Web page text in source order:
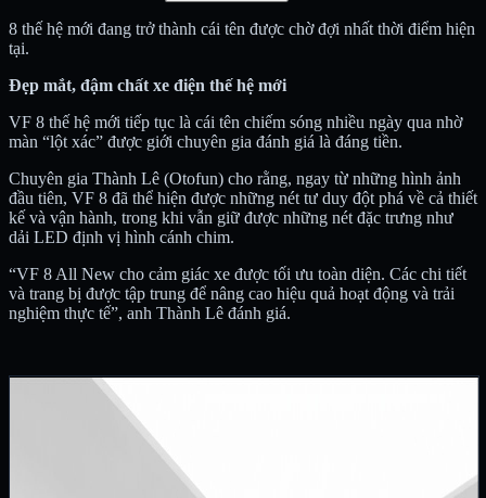
8 thế hệ mới đang trở thành cái tên được chờ đợi nhất thời điểm hiện
tại.
Đẹp mắt, đậm chất xe điện thế hệ mới
VF 8 thế hệ mới tiếp tục là cái tên chiếm sóng nhiều ngày qua nhờ
màn “lột xác” được giới chuyên gia đánh giá là đáng tiền.
Chuyên gia Thành Lê (Otofun) cho rằng, ngay từ những hình ảnh
đầu tiên, VF 8 đã thể hiện được những nét tư duy đột phá về cả thiết
kế và vận hành, trong khi vẫn giữ được những nét đặc trưng như
dải LED định vị hình cánh chim.
“VF 8 All New cho cảm giác xe được tối ưu toàn diện. Các chi tiết
và trang bị được tập trung để nâng cao hiệu quả hoạt động và trải
nghiệm thực tế”, anh Thành Lê đánh giá.